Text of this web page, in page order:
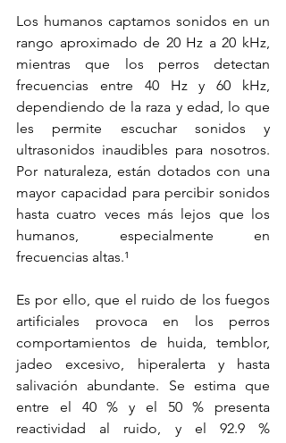
Los humanos captamos sonidos en un
rango aproximado de 20 Hz a 20 kHz,
mientras que los perros detectan
frecuencias entre 40 Hz y 60 kHz,
dependiendo de la raza y edad, lo que
les permite escuchar sonidos y
ultrasonidos inaudibles para nosotros.
Por naturaleza, están dotados con una
mayor capacidad para percibir sonidos
hasta cuatro veces más lejos que los
humanos, especialmente en
frecuencias altas.¹
Es por ello, que el ruido de los fuegos
artificiales provoca en los perros
comportamientos de huida, temblor,
jadeo excesivo, hiperalerta y hasta
salivación abundante. Se estima que
entre el 40 % y el 50 % presenta
reactividad al ruido, y el 92.9 %